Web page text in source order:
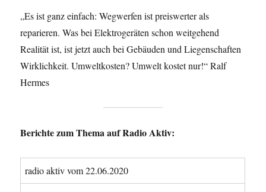
„Es ist ganz einfach: Wegwerfen ist preiswerter als
reparieren. Was bei Elektrogeräten schon weitgehend
Realität ist, ist jetzt auch bei Gebäuden und Liegenschaften
Wirklichkeit. Umweltkosten? Umwelt kostet nur!“ Ralf
Hermes
Berichte zum Thema auf Radio Aktiv:
radio aktiv vom 22.06.2020